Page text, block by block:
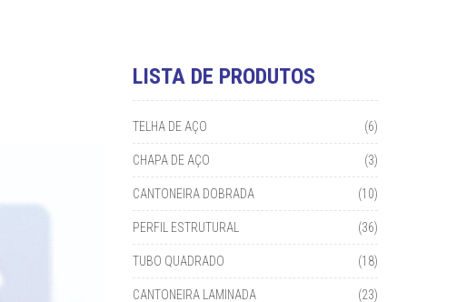
LISTA DE PRODUTOS
TELHA DE AÇO (6)
CHAPA DE AÇO (3)
CANTONEIRA DOBRADA (10)
PERFIL ESTRUTURAL (36)
TUBO QUADRADO (18)
CANTONEIRA LAMINADA (23)